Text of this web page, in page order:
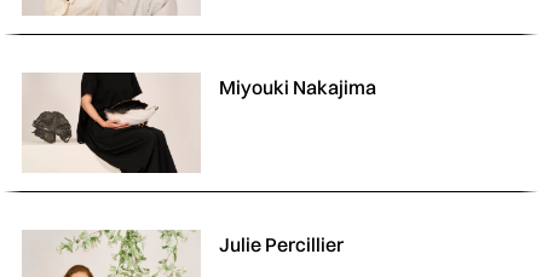
Miyouki Nakajima
Julie Percillier